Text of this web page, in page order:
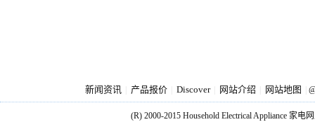
新闻资讯 产品报价 Discover 网站介绍 网站地图
(R) 2000-2015 Household Electrical Appliance 家电